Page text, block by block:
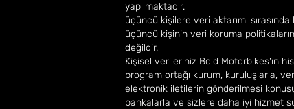
yapılmaktadır.
üçüncü kişilere veri aktarımı
üçüncü kişinin veri koruma
değildir.
Kişisel verileriniz Bold Motorbikes'ın
program ortağı kurum, kuruluşlarla,
elektronik iletilerin gönderilmesi
bankalarla ve sizlere daha iyi hizmet